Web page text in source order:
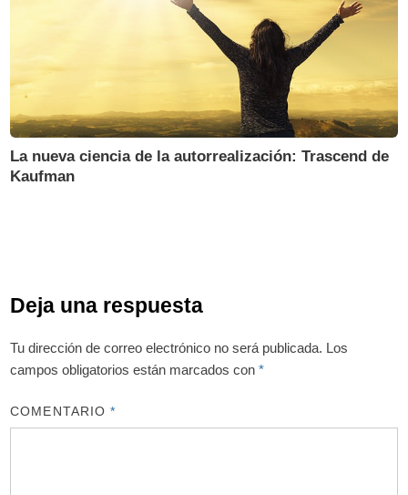
La nueva ciencia de la autorrealización: Trascend de
Kaufman
Deja una respuesta
Tu dirección de correo electrónico no será publicada. Los
campos obligatorios están marcados con*
COMENTARIO*